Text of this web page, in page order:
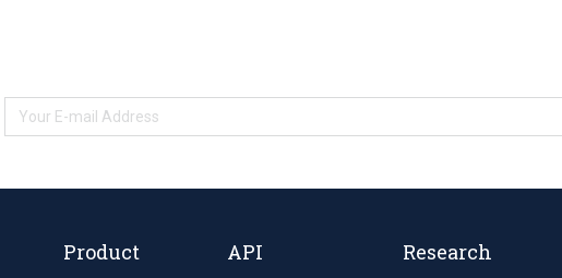
Product API Research